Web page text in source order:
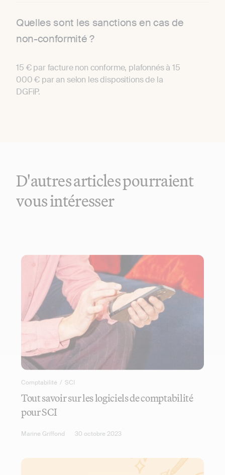
Quelles sont les sanctions en cas de
non-conformité ?
15 € par facture non conforme, plafonnés à 15
000 € par an selon les dispositions de la
DGFiP.
D'autres articles pourraient
vous intéresser
Comptabilité / SCI
Tout savoir sur les logiciels de comptabilité
pour SCI
Marine Griffond 30 octobre 2023